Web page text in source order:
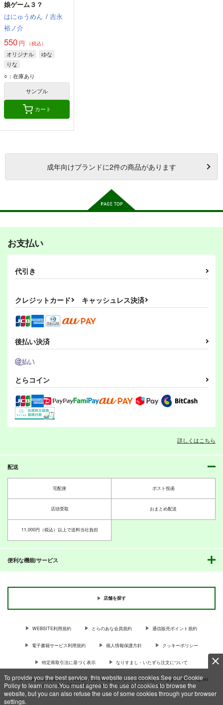
To provide you the best service, this website uses cookies.See our Cookie
Policy to learn more.You must agree to the use of cookies to browse the
website, but you can also refuse the use of some cookies through your browser
settings.
娘ゲーム３？
はにゅうめん / 吉永
裕ノ介
550 円 （税込）
オリジナル
ゆな
りな
○：在庫あり
サンプル
カート
成年向けブランドに2件の商品があります
お支払い
代引き
クレジットカード キャッシュレス決済
後払い決済
とらコイン
詳しくはこちら
配送
宅配便 ポスト投函
店頭受取 おまとめ配送
11,000円（税込）以上で送料当社負担
便利な機能/サービス
店舗を探す
WEBSITE利用規約 とらのあな会員規約 通信販売ポイント規約
電子書籍サービス利用規約 個人情報保護方針 クッキーポリシー
特定商取引法に基づく表示 なりすまし・いたずら注文について
For Overseas customer, now you can ship your purchases by using purchases agent
services “AOCS”! Click {more…} for more information …more